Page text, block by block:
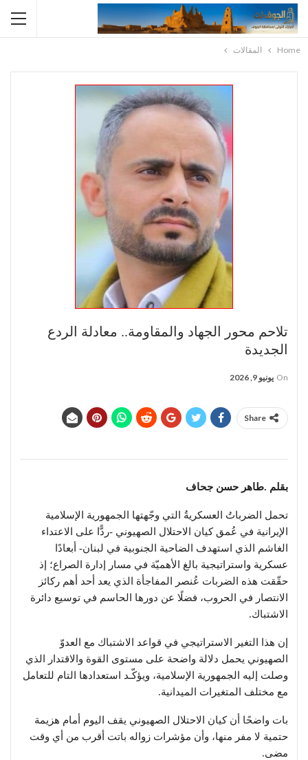
Home المقالات
تلاحم محور الجهاد والمقاومة.. معادلة الردع
الجديدة
On يونيو 9, 2026
Share
بقلم .طاهر حسن جحاف
تحمل الضرباتُ العسكريةُ التي وجّهتها الجمهورية الإسلامية
الإيرانية في عُمق كيان الاحتلال الصهيوني -ردًّا على الاعتداء
الغاشم الذي استهدف الضاحية الجنوبية في لبنان- أبعادًا
عسكرية واستراتيجية بالغ الأهميّة في مسار إدارة الصراع؛ إذ
حقّقت هذه الضربات عُنصر المفاجأة الذي يعد أحد أهم ركائز
الانتصار في الحروب، فضلًا عن دورها الحاسم في توسيع دائرة
الاشتباك.
​إن هذا التغير الاستراتيجي في قواعد الاشتباك مع العدوّ
الصهيوني يحمل دلالة واضحة على مستوى القوة والاقتدار الذي
وصلت إليه الجمهورية الإسلامية، ويؤكّـد استعدادها التام للتعامل
مع مختلف المتغيرات الميدانية.
بات واضحًا أن كيان الاحتلال الصهيوني يقف اليوم أمام هزيمة
حتمية لا مفر منها، وأن مؤشرات زواله باتت أقرب من أي وقت
مضى.